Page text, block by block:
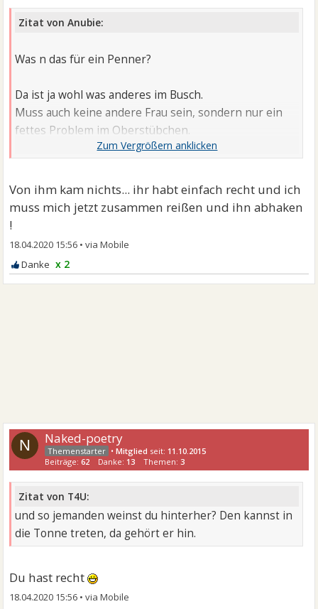
Zitat von Anubie:
Was n das für ein Penner?
Da ist ja wohl was anderes im Busch.
Muss auch keine andere Frau sein, sondern nur ein
fettes Problem im Oberstübchen.
Finde zwar, dein Schreiben hört sich anstrengend an,
am Kennenlernen hat. Wenn bis jetzt kein Angebot
von ihm kam.
Seit Dezember bis jetzt? Kein Vorschlag? @naked
Von ihm kam nichts... ihr habt einfach recht und ich
muss mich jetzt zusammen reißen und ihn abhaken
!
18.04.2020 15:56 •
x 2
N Naked-poetry
•Mitglied seit: 11.10.2015
Beiträge:62 Danke: 13 Themen: 3
Zitat von T4U:
und so jemanden weinst du hinterher? Den kannst in
die Tonne treten, da gehört er hin.
Du hast recht
18.04.2020 15:56 •